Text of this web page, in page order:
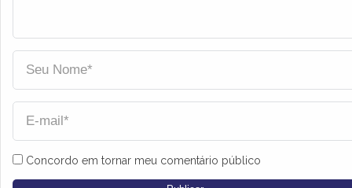
Concordo em tornar meu comentário público